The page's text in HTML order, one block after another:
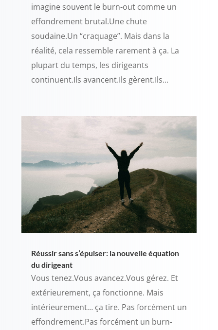
imagine souvent le burn-out comme un
effondrement brutal.Une chute
soudaine.Un “craquage”. Mais dans la
réalité, cela ressemble rarement à ça. La
plupart du temps, les dirigeants
continuent.Ils avancent.Ils gèrent.Ils...
Réussir sans s’épuiser: la nouvelle équation
du dirigeant
Vous tenez.Vous avancez.Vous gérez. Et
extérieurement, ça fonctionne. Mais
intérieurement… ça tire. Pas forcément un
effondrement.Pas forcément un burn-